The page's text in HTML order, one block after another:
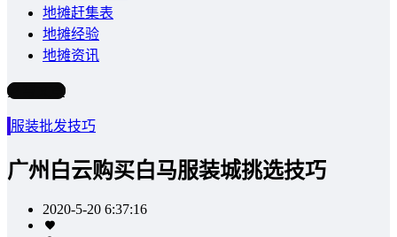
地摊赶集表
地摊经验
地摊资讯
写文章
服装批发技巧
广州白云购买白马服装城挑选技巧
2020-5-20 6:37:16